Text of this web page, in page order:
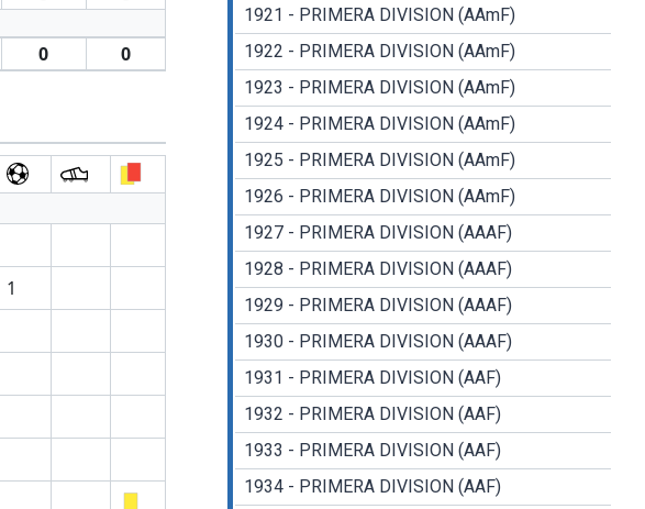
0 0
1
1921 - PRIMERA DIVISION (AAmF)
1922 - PRIMERA DIVISION (AAmF)
1923 - PRIMERA DIVISION (AAmF)
1924 - PRIMERA DIVISION (AAmF)
1925 - PRIMERA DIVISION (AAmF)
1926 - PRIMERA DIVISION (AAmF)
1927 - PRIMERA DIVISION (AAAF)
1928 - PRIMERA DIVISION (AAAF)
1929 - PRIMERA DIVISION (AAAF)
1930 - PRIMERA DIVISION (AAAF)
1931 - PRIMERA DIVISION (AAF)
1932 - PRIMERA DIVISION (AAF)
1933 - PRIMERA DIVISION (AAF)
1934 - PRIMERA DIVISION (AAF)